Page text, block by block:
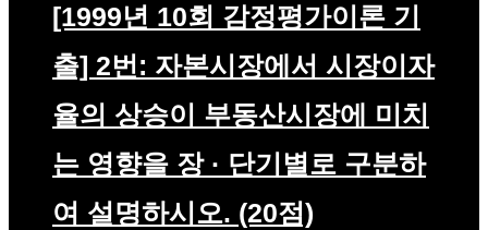
[1999년 10회 감정평가이론 기
출] 2번: 자본시장에서 시장이자
율의 상승이 부동산시장에 미치
는 영향을 장 · 단기별로 구분하
여 설명하시오. (20점)